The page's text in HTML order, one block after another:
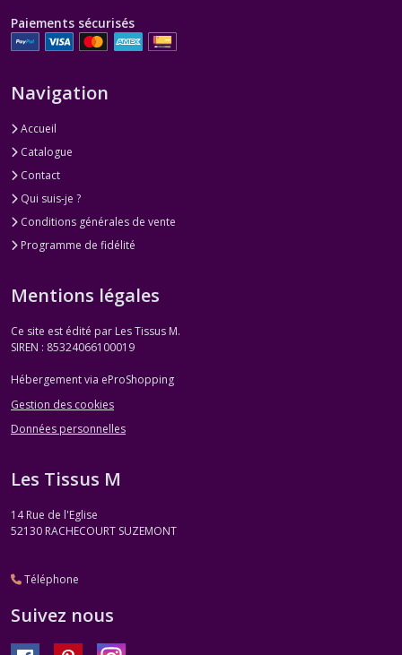
Paiements sécurisés
Navigation
Accueil
Catalogue
Contact
Qui suis-je ?
Conditions générales de vente
Programme de fidélité
Mentions légales
Ce site est édité par Les Tissus M.
SIREN : 85324066100019
Hébergement via eProShopping
Gestion des cookies
Données personnelles
Les Tissus M
14 Rue de l'Eglise
52130 RACHECOURT SUZEMONT
Téléphone
Suivez nous